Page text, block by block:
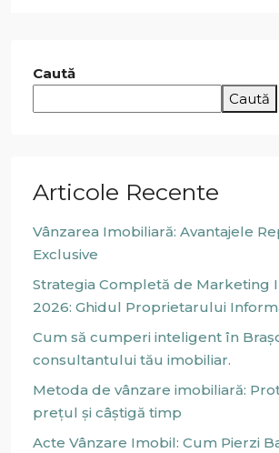
Caută
Caută
Articole Recente
Vânzarea Imobiliară: Avantajele
Exclusive
Strategia Completă de Marketing
2026: Ghidul Proprietarului
Cum să cumperi inteligent în
consultantului tău imobiliar.
Metoda de vânzare imobiliară:
prețul și câștigă timp
Acte Vânzare Imobil: Cum Pierzi